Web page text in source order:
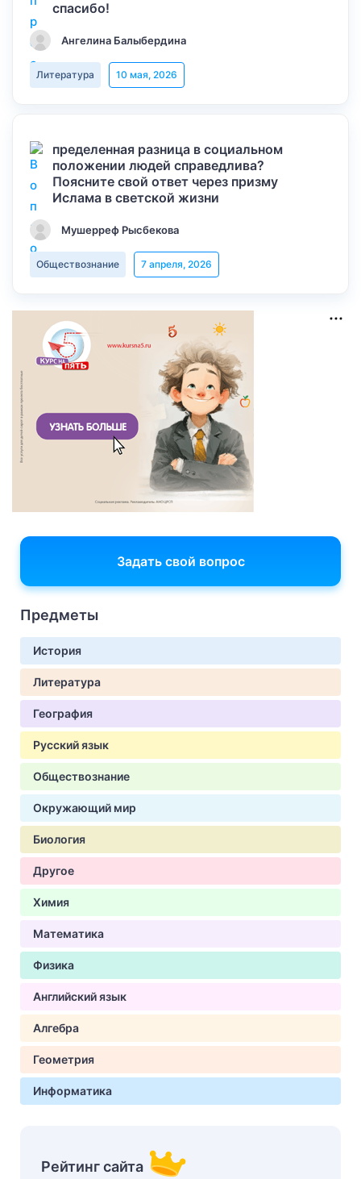
спасибо!
Ангелина Балыбердина
Литература 10 мая, 2026
пределенная разница в социальном
положении людей справедлива?
Поясните свой ответ через призму
Ислама в светской жизни
Мушерреф Рысбекова
Обществознание 7 апреля, 2026
Задать свой вопрос
Предметы
История
Литература
География
Русский язык
Обществознание
Окружающий мир
Биология
Другое
Химия
Математика
Физика
Английский язык
Алгебра
Геометрия
Информатика
Рейтинг сайта